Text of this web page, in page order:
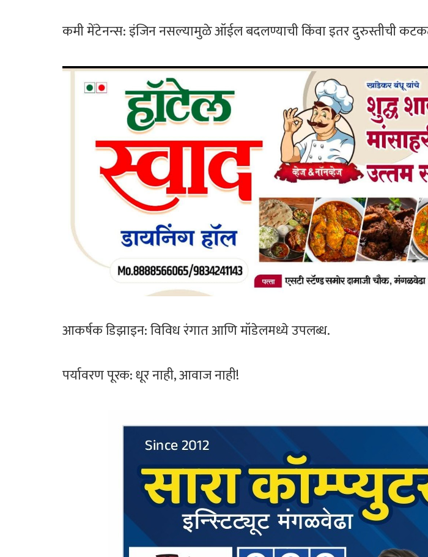
​कमी मेंटेनन्स: इंजिन नसल्यामुळे ऑईल बदलण्याची किंवा इतर दुरुस्तीची
​आकर्षक डिझाइन: विविध रंगात आणि मॉडेलमध्ये उपलब्ध.
​पर्यावरण पूरक: धूर नाही, आवाज नाही!